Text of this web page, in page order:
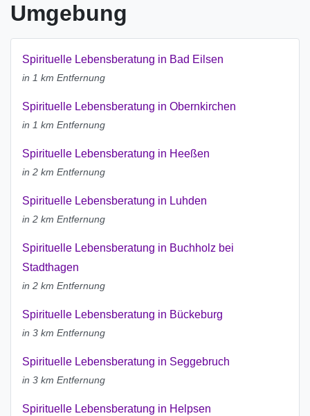
Umgebung
Spirituelle Lebensberatung in Bad Eilsen
in 1 km Entfernung
Spirituelle Lebensberatung in Obernkirchen
in 1 km Entfernung
Spirituelle Lebensberatung in Heeßen
in 2 km Entfernung
Spirituelle Lebensberatung in Luhden
in 2 km Entfernung
Spirituelle Lebensberatung in Buchholz bei
Stadthagen
in 2 km Entfernung
Spirituelle Lebensberatung in Bückeburg
in 3 km Entfernung
Spirituelle Lebensberatung in Seggebruch
in 3 km Entfernung
Spirituelle Lebensberatung in Helpsen